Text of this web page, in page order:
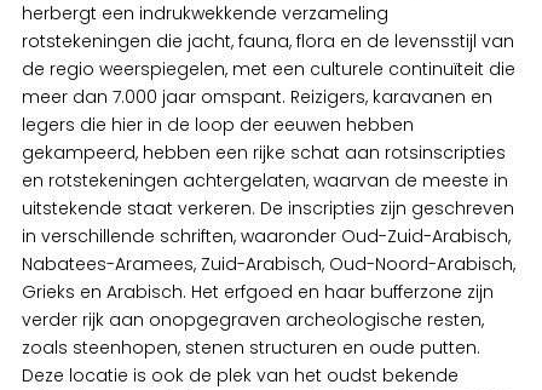
herbergt een indrukwekkende verzameling
rotstekeningen die jacht, fauna, flora en de levensstijl van
de regio weerspiegelen, met een culturele continuïteit die
meer dan 7.000 jaar omspant. Reizigers, karavanen en
legers die hier in de loop der eeuwen hebben
gekampeerd, hebben een rijke schat aan rotsinscripties
en rotstekeningen achtergelaten, waarvan de meeste in
uitstekende staat verkeren. De inscripties zijn geschreven
in verschillende schriften, waaronder Oud-Zuid-Arabisch,
Nabatees-Aramees, Zuid-Arabisch, Oud-Noord-Arabisch,
Grieks en Arabisch. Het erfgoed en haar bufferzone zijn
verder rijk aan onopgegraven archeologische resten,
zoals steenhopen, stenen structuren en oude putten.
Deze locatie is ook de plek van het oudst bekende